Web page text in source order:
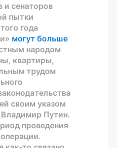
и сенаторов
пытки
года
могут больше
народом
квартиры,
трудом
своим указом
Путин.
проведения